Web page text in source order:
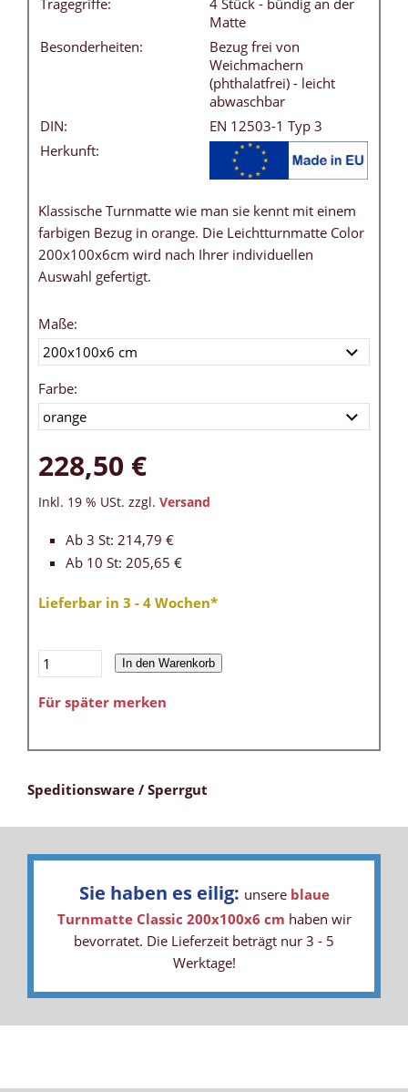
Tragegriffe:
4 Stück - bündig an der
Matte
Besonderheiten:
Bezug frei von
Weichmachern
(phthalatfrei) - leicht
abwaschbar
DIN:
EN 12503-1 Typ 3
Herkunft:
Klassische Turnmatte wie man sie kennt mit einem
farbigen Bezug in orange. Die Leichtturnmatte Color
200x100x6cm wird nach Ihrer individuellen
Auswahl gefertigt.
Maße:
Farbe:
228,50 €
Inkl. 19 % USt. zzgl. Versand
Ab 3 St: 214,79 €
Ab 10 St: 205,65 €
Lieferbar in 3 - 4 Wochen*
In den Warenkorb
Für später merken
Speditionsware / Sperrgut
Sie haben es eilig: unsere blaue
Turnmatte Classic 200x100x6 cm haben wir
bevorratet. Die Lieferzeit beträgt nur 3 - 5
Werktage!